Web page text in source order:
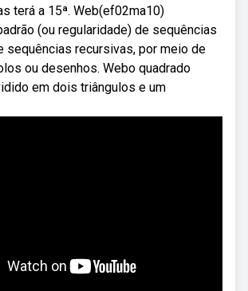
terá a 15ª. Web(ef02ma10)
(ou regularidade) de sequências
sequências recursivas, por meio de
ou desenhos. Webo quadrado
em dois triângulos e um